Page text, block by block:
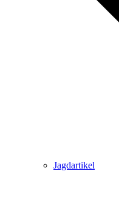
Jagdartikel